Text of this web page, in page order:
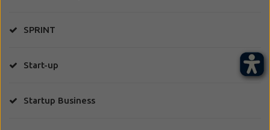
SPRINT
Start-up
Startup Business